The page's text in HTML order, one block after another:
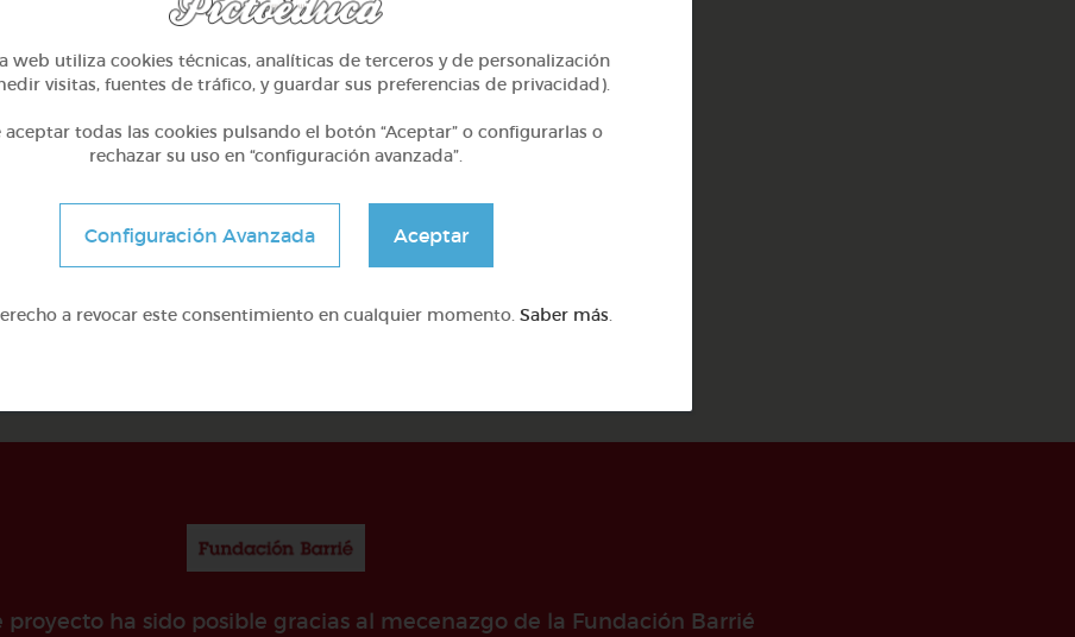
Yo soy mi equipo b: mi
espacio, mis reglas.
@AutismoGalicia
Sílabas trabadas
@Webparaelespanol
proyecto ha sido posible gracias al mecenazgo de la Fundación Barrié
web utiliza cookies técnicas, analíticas de terceros y de personalización
visitas, fuentes de tráfico, y guardar sus preferencias de privacidad).
aceptar todas las cookies pulsando el botón “Aceptar” o configurarlas o
rechazar su uso en “configuración avanzada”.
Configuración Avanzada Aceptar
a revocar este consentimiento en cualquier momento. Saber más.